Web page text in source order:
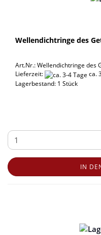
Wellendichtringe des
Art.Nr.: Wellendichtringe des
Lieferzeit:
ca.
Lagerbestand: 1 Stück
IN